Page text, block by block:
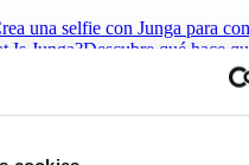
una selfie con Junga para
Is Junga?Descubre qué hace